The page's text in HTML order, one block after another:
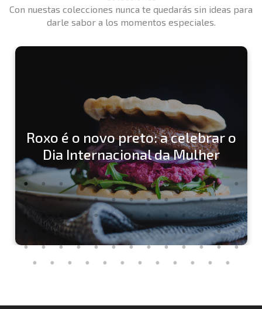
Con nuestas colecciones nunca te quedarás sin ideas para
darle sabor a los momentos especiales.
Roxo é o novo preto: a celebrar o
Dia Internacional da Mulher